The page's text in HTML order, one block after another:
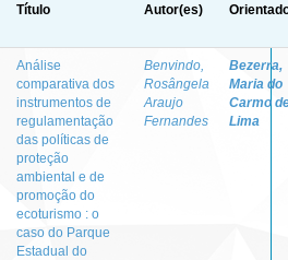
Título Autor(es)
Análise
comparativa dos
instrumentos de
regulamentação
das políticas de
proteção
ambiental e de
promoção do
ecoturismo : o
caso do Parque
Estadual do
Benvindo,
Rosângela
Araujo
Fernandes
Bezerra,
Maria do
Carmo
Lima